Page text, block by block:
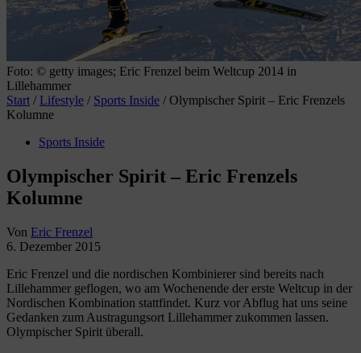
Foto: © getty images; Eric Frenzel beim Weltcup 2014 in
Lillehammer
Start / Lifestyle / Sports Inside / Olympischer Spirit – Eric Frenzels
Kolumne
Sports Inside
Olympischer Spirit – Eric Frenzels
Kolumne
Von Eric Frenzel
6. Dezember 2015
Eric Frenzel und die nordischen Kombinierer sind bereits nach
Lillehammer geflogen, wo am Wochenende der erste Weltcup in der
Nordischen Kombination stattfindet. Kurz vor Abflug hat uns seine
Gedanken zum Austragungsort Lillehammer zukommen lassen.
Olympischer Spirit überall.